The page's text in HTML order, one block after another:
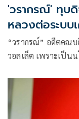
'วรากรณ์' ทุบ
หลวงต่อระบบ
เกินกว่าได้เงิ
“วรากรณ์” อดีตคณ
วอลเล็ต เพราะเป็นน
จนเยียวยาลำบาก
ได้ 10,000 บาท